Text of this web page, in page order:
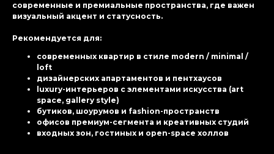
современные и премиальные пространства, где важен
визуальный акцент и статусность.
Рекомендуется для:
современных квартир в стиле modern / minimal /
loft
дизайнерских апартаментов и пентхаусов
luxury-интерьеров с элементами искусства (art
space, gallery style)
бутиков, шоурумов и fashion-пространств
офисов премиум-сегмента и креативных студий
входных зон, гостиных и open-space холлов